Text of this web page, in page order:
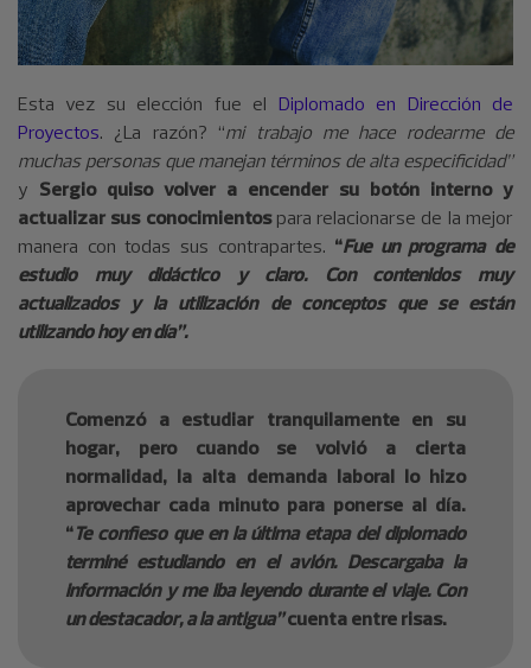
Esta vez su elección fue el Diplomado en Dirección de
Proyectos. ¿La razón? “mi trabajo me hace rodearme de
muchas personas que manejan términos de alta especificidad”
y Sergio quiso volver a encender su botón interno y
actualizar sus conocimientospara relacionarse de la mejor
manera con todas sus contrapartes. “Fue un programa de
estudio muy didáctico y claro. Con contenidos muy
actualizados y la utilización de conceptos que se están
utilizando hoy en día”.
Comenzó a estudiar tranquilamente en su
hogar, pero cuando se volvió a cierta
normalidad, la alta demanda laboral lo hizo
aprovechar cada minuto para ponerse al día.
“Te confieso que en la última etapa del diplomado
terminé estudiando en el avión. Descargaba la
información y me iba leyendo durante el viaje. Con
un destacador, a la antigua”cuenta entre risas.